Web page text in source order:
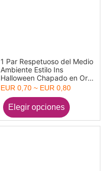
1 Par Respetuoso del Medio
Ambiente Estilo Ins
Halloween Chapado en Oro
de 18K 304 Acero
Inoxidable Cráneo Cara de
fantasma Hueco Pendientes
Unisexo Víspera de Todos
los Santos
EUR 0,70 ~ EUR 0,80